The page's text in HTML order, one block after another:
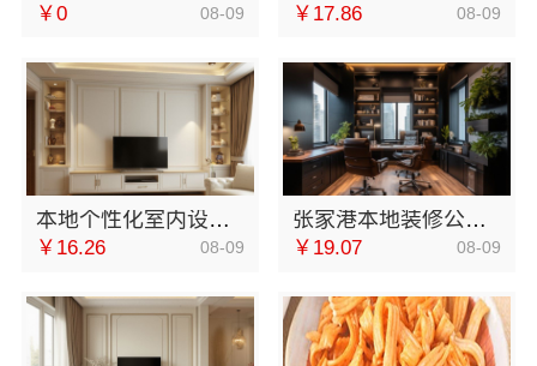
￥0 08-09 ￥17.86 08-09
本地个性化室内设计批发，南京市创亿讯南京直供
￥16.26 08-09
张家港本地装修公司家装费用，兔哥哥智装一站式全包
￥19.07 08-09